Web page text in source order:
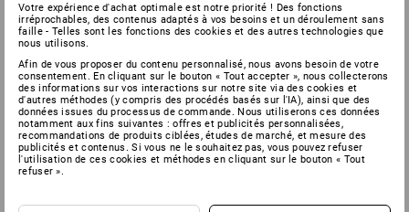
Votre expérience d'achat optimale est notre priorité ! Des fonctions
irréprochables, des contenus adaptés à vos besoins et un déroulement sans
faille - Telles sont les fonctions des cookies et des autres technologies que
nous utilisons.
Afin de vous proposer du contenu personnalisé, nous avons besoin de votre
consentement. En cliquant sur le bouton « Tout accepter », nous collecterons
des informations sur vos interactions sur notre site via des cookies et
d'autres méthodes (y compris des procédés basés sur l'IA), ainsi que des
données issues du processus de commande. Nous utiliserons ces données
notamment aux fins suivantes : offres et publicités personnalisées,
recommandations de produits ciblées, études de marché, et mesure des
publicités et contenus. Si vous ne le souhaitez pas, vous pouvez refuser
l'utilisation de ces cookies et méthodes en cliquant sur le bouton « Tout
refuser ».